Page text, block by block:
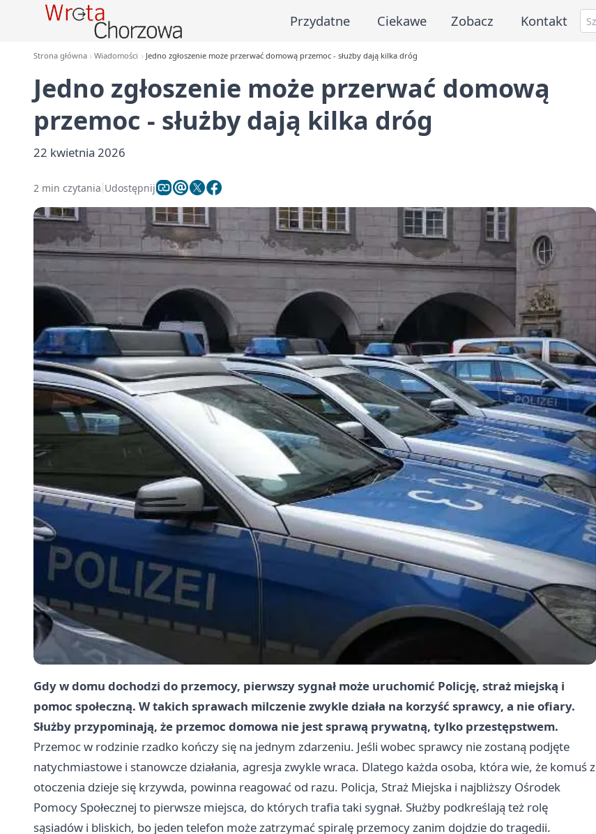
Przydatne Ciekawe Zobacz Kontakt
Strona główna Wiadomości Jedno zgłoszenie może przerwać domową przemoc - służby dają kilka dróg
Jedno zgłoszenie może przerwać domową
przemoc - służby dają kilka dróg
22 kwietnia 2026
2 min czytania Udostępnij
Gdy w domu dochodzi do przemocy, pierwszy sygnał może uruchomić Policję, straż miejską i
pomoc społeczną. W takich sprawach milczenie zwykle działa na korzyść sprawcy, a nie ofiary.
Służby przypominają, że przemoc domowa nie jest sprawą prywatną, tylko przestępstwem.
Przemoc w rodzinie rzadko kończy się na jednym zdarzeniu. Jeśli wobec sprawcy nie zostaną podjęte
natychmiastowe i stanowcze działania, agresja zwykle wraca. Dlatego każda osoba, która wie, że komuś z
otoczenia dzieje się krzywda, powinna reagować od razu. Policja, Straż Miejska i najbliższy Ośrodek
Pomocy Społecznej to pierwsze miejsca, do których trafia taki sygnał. Służby podkreślają też rolę
sąsiadów i bliskich, bo jeden telefon może zatrzymać spiralę przemocy zanim dojdzie do tragedii.